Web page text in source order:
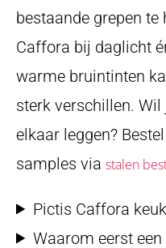
bestaande grepen
Caffora bij daglicht
warme bruintinten
sterk verschillen.
elkaar leggen?
samples via stalen
Pictis Caffora
Waarom eerst